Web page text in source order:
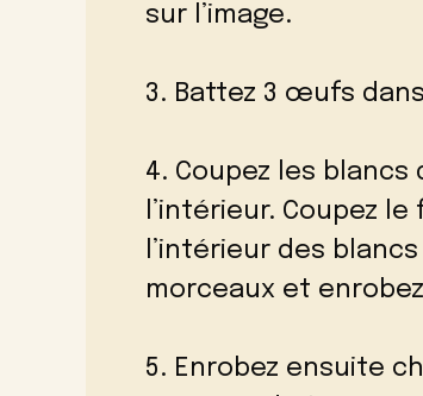
sur l’image.
3. Battez 3 œufs
4. Coupez les
l’intérieur. Coupez
l’intérieur des
morceaux et
5. Enrobez ensuite